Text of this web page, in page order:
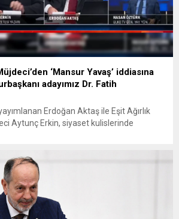
‘Mansur Yavaş’ iddiasına
adayımız Dr. Fatih
Erdoğan Aktaş ile Eşit Ağırlık
Aytunç Erkin, siyaset kulislerinde
öne sürdü. Ancak iddianın yankıları
Partisi’nden sert bir yalanlama geldi.
YALAN:...